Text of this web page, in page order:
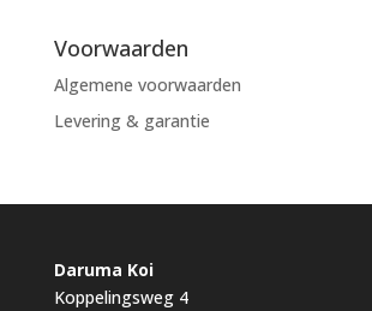
Voorwaarden
Algemene voorwaarden
Levering & garantie
Daruma Koi
Koppelingsweg 4